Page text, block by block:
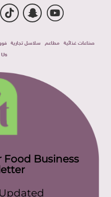
صناعات غذائية مطاعم سلاسل تجارية
Food Business